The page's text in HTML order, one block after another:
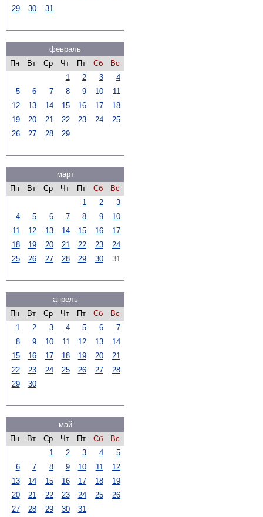
29
30 31
февраль
Пн
Вт Ср Чт Пт Сб
Вс
1
2 3
4
5
6 7 8 9 10
11
12
13 14 15 16 17
18
19
20 21 22 23 24
25
26
27 28 29
март
Пн
Вт Ср Чт Пт Сб
Вс
1
2
3
4
5 6 7 8 9
10
11
12 13 14 15 16
17
18
19 20 21 22 23
24
25
26 27 28 29 30 31
апрель
Пн
Вт Ср Чт Пт Сб
Вс
1
2 3 4 5 6
7
8
9 10 11 12 13
14
15
16 17 18 19 20
21
22
23 24 25 26 27
28
29
30
май
Пн
Вт Ср Чт Пт Сб
Вс
1
2 3 4
5
6
7 8 9 10 11
12
13
14 15 16 17 18
19
20
21 22 23 24 25
26
27
28 29 30 31